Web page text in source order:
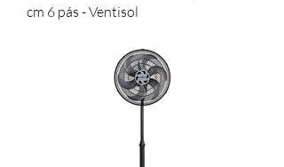
cm 6 pás - Ventisol